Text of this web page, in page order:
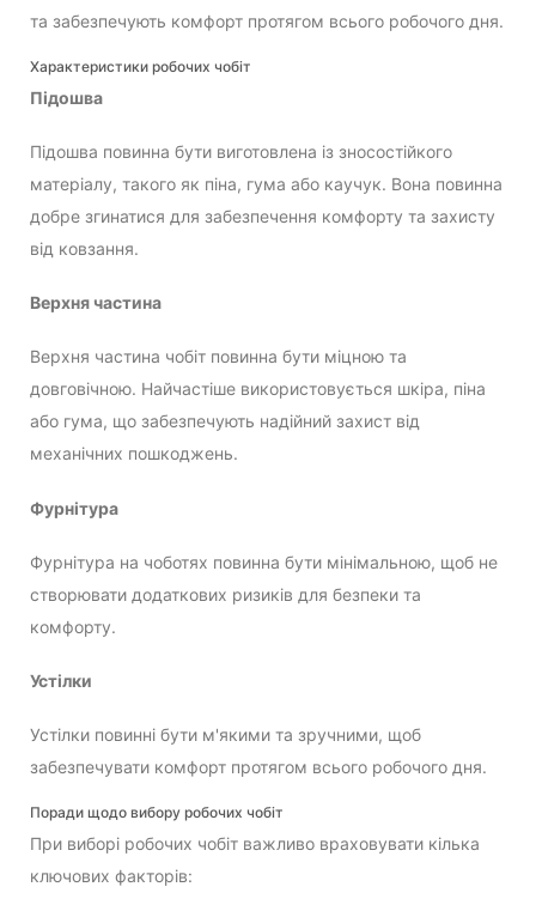
та забезпечують комфорт протягом всього робочого дня.
Характеристики робочих чобіт
Підошва
Підошва повинна бути виготовлена із зносостійкого
матеріалу, такого як піна, гума або каучук. Вона повинна
добре згинатися для забезпечення комфорту та захисту
від ковзання.
Верхня частина
Верхня частина чобіт повинна бути міцною та
довговічною. Найчастіше використовується шкіра, піна
або гума, що забезпечують надійний захист від
механічних пошкоджень.
Фурнітура
Фурнітура на чоботях повинна бути мінімальною, щоб не
створювати додаткових ризиків для безпеки та
комфорту.
Устілки
Устілки повинні бути м'якими та зручними, щоб
забезпечувати комфорт протягом всього робочого дня.
Поради щодо вибору робочих чобіт
При виборі робочих чобіт важливо враховувати кілька
ключових факторів: